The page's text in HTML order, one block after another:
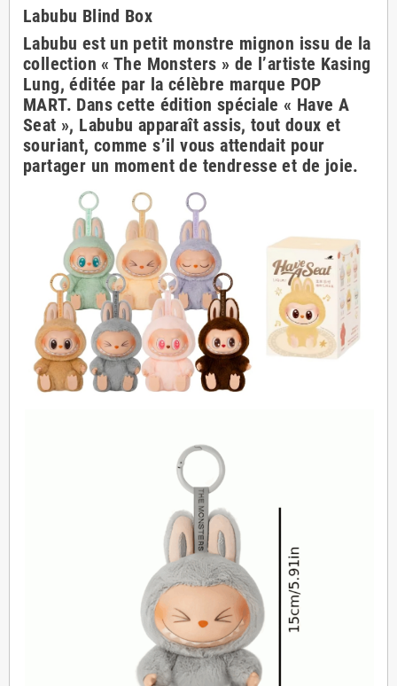
Labubu Blind Box
Labubu est un petit monstre mignon issu de la
collection « The Monsters » de l’artiste Kasing
Lung, éditée par la célèbre marque POP
MART. Dans cette édition spéciale « Have A
Seat », Labubu apparaît assis, tout doux et
souriant, comme s’il vous attendait pour
partager un moment de tendresse et de joie.